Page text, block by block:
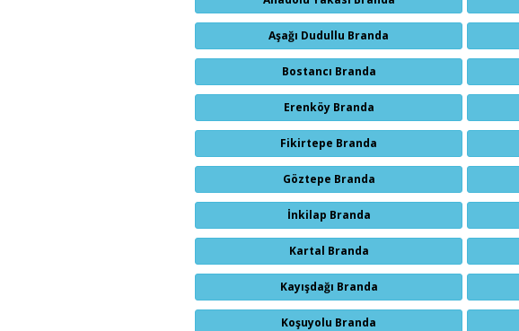
Aşağı Dudullu Branda
Bostancı Branda
Erenköy Branda
Fikirtepe Branda
Göztepe Branda
İnkilap Branda
Kartal Branda
Kayışdağı Branda
Koşuyolu Branda